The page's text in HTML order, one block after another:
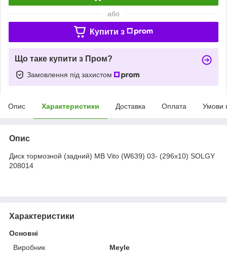
або
Купити з
Що таке купити з Пром?
Замовлення під захистом
Опис Характеристики Доставка Оплата Умови
Опис
Диск тормозной (задний) MB Vito (W639) 03- (296x10) SOLGY
208014
Характеристики
Основні
Виробник
Meyle